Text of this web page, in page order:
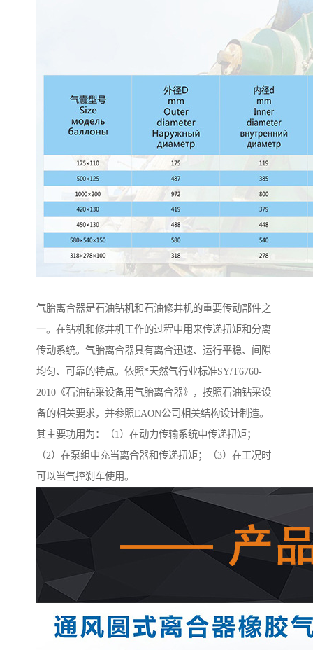
气胎离合器是石油钻机和石油修井机的重要传动部件之
一。在钻机和修井机工作的过程中用来传递扭矩和分离
传动系统。气胎离合器具有离合迅速、运行平稳、间隙
均匀、可靠的特点。依照*天然气行业标准SY/T6760-
2010《石油钻采设备用气胎离合器》，按照石油钻采设
备的相关要求，并参照EAON公司相关结构设计制造。
其主要功用为：（1）在动力传输系统中传递扭矩；
（2）在泵组中充当离合器和传递扭矩；（3）在工况时
可以当气控刹车使用。